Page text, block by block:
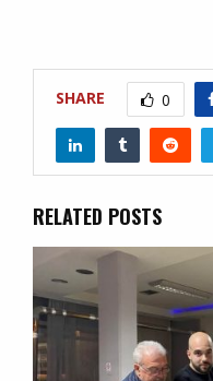
SHARE 0
RELATED POSTS